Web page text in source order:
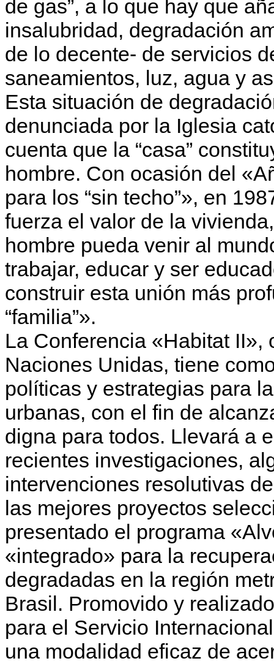
de gas”, a lo que hay que
insalubridad, degradación
de lo decente- de servicios
saneamientos, luz, agua y
Esta situación de
denunciada por la Iglesia
cuenta que la “casa”
hombre. Con ocasión del
para los “sin techo”», en
fuerza el valor de la
hombre pueda venir al
trabajar, educar y ser
construir esta unión más
“familia”».
La Conferencia «Habitat
Naciones Unidas, tiene
políticas y estrategias para
urbanas, con el fin de
digna para todos. Llevará a
recientes investigaciones,
intervenciones resolutivas
las mejores proyectos
presentado el programa
«integrado» para la
degradadas en la región
Brasil. Promovido y
para el Servicio
una modalidad eficaz de